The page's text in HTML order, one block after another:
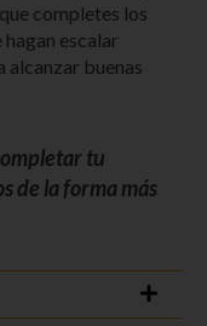
completes los
escalar
alcanzar buenas
tu
de la forma más